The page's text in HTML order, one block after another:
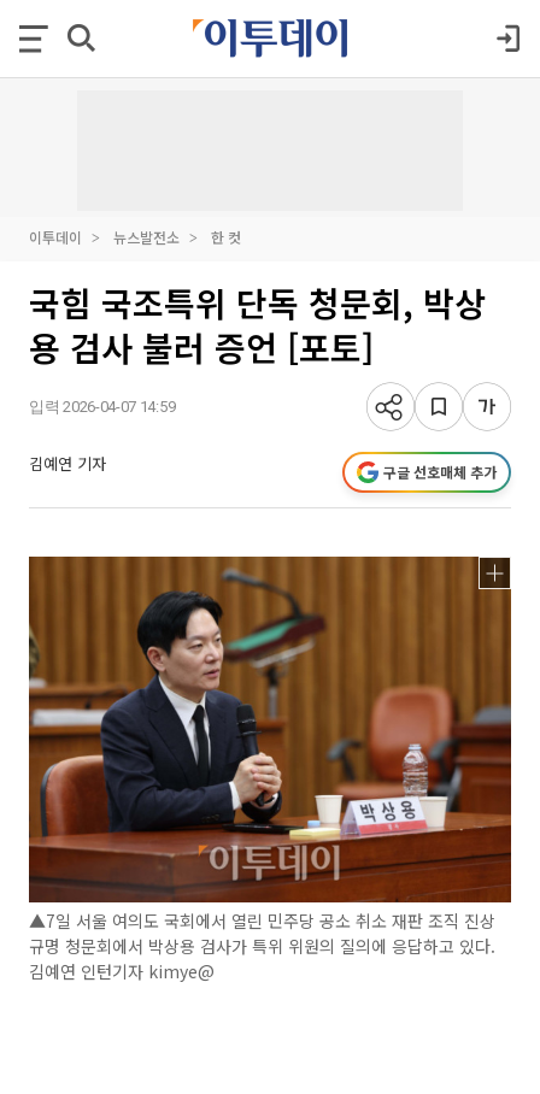
이투데이 뉴스발전소 한 컷
국힘 국조특위 단독 청문회, 박상
용 검사 불러 증언 [포토]
입력 2026-04-07 14:59
김예연 기자 구글 선호매체 추가
▲7일 서울 여의도 국회에서 열린 민주당 공소 취소 재판 조직 진상
규명 청문회에서 박상용 검사가 특위 위원의 질의에 응답하고 있다.
김예연 인턴기자 kimye@